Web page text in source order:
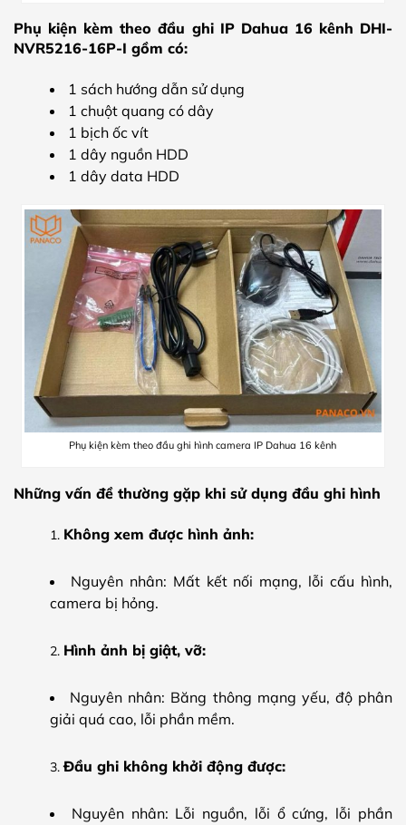
Phụ kiện kèm theo đầu ghi IP Dahua 16 kênh DHI-
NVR5216-16P-I gồm có:
1 sách hướng dẫn sử dụng
1 chuột quang có dây
1 bịch ốc vít
1 dây nguồn HDD
1 dây data HDD
Phụ kiện kèm theo đầu ghi hình camera IP Dahua 16 kênh
Những vấn đề thường gặp khi sử dụng đầu ghi hình
Không xem được hình ảnh:
Nguyên nhân: Mất kết nối mạng, lỗi cấu hình,
camera bị hỏng.
Hình ảnh bị giật, vỡ:
Nguyên nhân: Băng thông mạng yếu, độ phân
giải quá cao, lỗi phần mềm.
Đầu ghi không khởi động được:
Nguyên nhân: Lỗi nguồn, lỗi ổ cứng, lỗi phần